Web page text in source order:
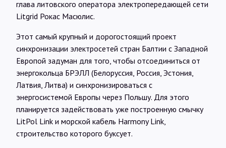
@Infotek_Russia
глава литовского оператора электропередающей сети
Litgrid Рокас Масюлис.
Этот самый крупный и дорогостоящий проект
синхронизации электросетей стран Балтии с Западной
Европой задуман для того, чтобы отсоединиться от
энергокольца БРЭЛЛ (Белоруссия, Россия, Эстония,
Латвия, Литва) и синхронизироваться с
энергосистемой Европы через Польшу. Для этого
планируется задействовать уже построенную смычку
LitPol Link и морской кабель Harmony Link,
строительство которого буксует.